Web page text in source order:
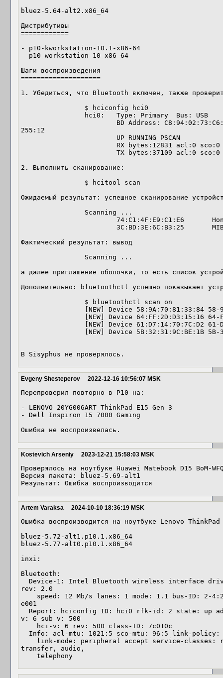
bluez-5.64-alt2.x86_64
Дистрибутивы
============
- p10-kworkstation-10.1-x86-64
- p10-workstation-10-x86-64
Шаги воспроизведения
====================
1. Убедиться, что Bluetooth включен, также
255:12
2. Выполнить сканирование:
Ожидаемый результат: успешное сканирование
Фактический результат: вывод
а далее приглашение оболочки, то есть список
Дополнительно: bluetoothctl успешно показывает
В Sisyphus не проверялось.
Evgeny Shesteperov 2022-12-16 10:56:07 MSK
Перепроверил повторно в P10 на:
- LENOVO 20YG006ART ThinkPad E15 Gen 3
- Dell Inspiron 15 7000 Gaming
Ошибка не воспроизвелась.
Kostevich Arseniy 2023-12-21 15:58:03 MSK
Проверялось на ноутбуке Huawei Matebook D15 BoM-
Версия пакета: bluez-5.69-alt1
Результат: Ошибка воспроизводится
Artem Varaksa 2024-10-10 18:36:19 MSK
Ошибка воспроизводится на ноутбуке Lenovo
bluez-5.72-alt1.p10.1.x86_64
bluez-5.77-alt0.p10.1.x86_64
inxi:
Bluetooth:
rev: 2.0
e001
v: 6 sub-v: 500
transfer, audio,
    telephony